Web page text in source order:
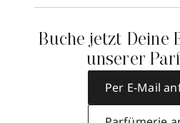
Buche jetzt Deine
unserer
Per E-Mail